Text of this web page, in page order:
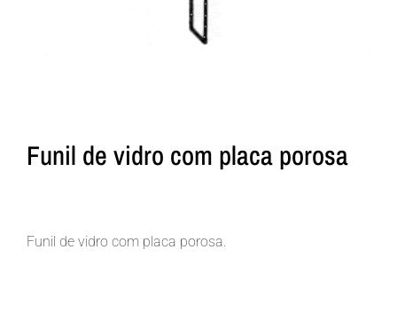
Funil de vidro com placa porosa
Funil de vidro com placa porosa.